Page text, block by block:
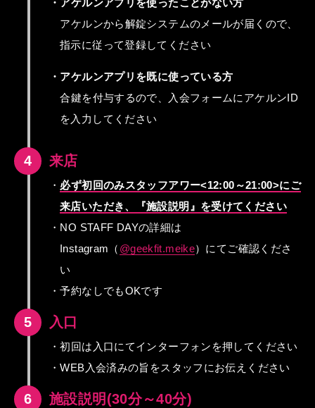
・アケルンアプリを使ったことがない方
アケルンから解錠システムのメールが届くので、
指示に従って登録してください
・アケルンアプリを既に使っている方
合鍵を付与するので、入会フォームにアケルンID
を入力してください
4 来店
・ 必ず初回のみスタッフアワー<12:00～21:00>にご
来店いただき、『施設説明』を受けてください
・NO STAFF DAYの詳細は
Instagram（ @geekfit.meike）にて ご確認くださ
い
・予約なしでもOKです
5 入口
・初回は入口にてインターフォンを押してください
・WEB入会済みの旨をスタッフにお伝えください
6 施設説明(30分～40分)